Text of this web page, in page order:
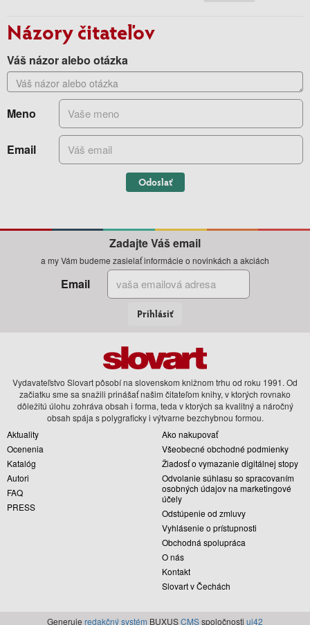
Názory čitateľov
Váš názor alebo otázka
Meno
Email
Odoslať
Zadajte Váš email
a my Vám budeme zasielať informácie o novinkách a akciách
Email
Prihlásiť
Vydavateľstvo Slovart pôsobí na slovenskom knižnom trhu od roku 1991. Od
začiatku sme sa snažili prinášať našim čitateľom knihy, v ktorých rovnako
dôležitú úlohu zohráva obsah i forma, teda v ktorých sa kvalitný a náročný
obsah spája s polygraficky i výtvarne bezchybnou formou.
Aktuality
Ocenenia
Katalóg
Autori
FAQ
PRESS
Ako nakupovať
Všeobecné obchodné podmienky
Žiadosť o vymazanie digitálnej stopy
Odvolanie súhlasu so spracovaním
osobných údajov na marketingové
účely
Odstúpenie od zmluvy
Vyhlásenie o prístupnosti
Obchodná spolupráca
O nás
Kontakt
Slovart v Čechách
Generuje redakčný systém BUXUSCMSspoločnosti ui42